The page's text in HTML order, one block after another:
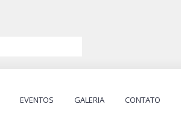
EVENTOS GALERIA CONTATO